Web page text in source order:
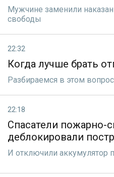
Мужчине заменили
свободы
22:32
Когда лучше брать
Разбираемся в этом
22:18
Спасатели пожарно-
деблокировали
И отключили аккумулятор